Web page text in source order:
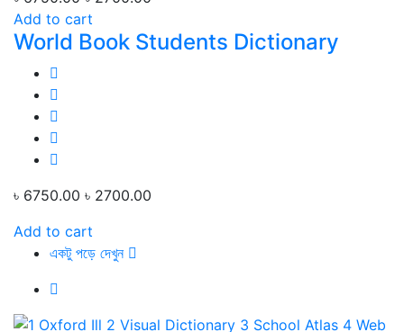
Add to cart
World Book Students Dictionary
৳ 6750.00 ৳ 2700.00
Add to cart
একটু পড়ে দেখুন